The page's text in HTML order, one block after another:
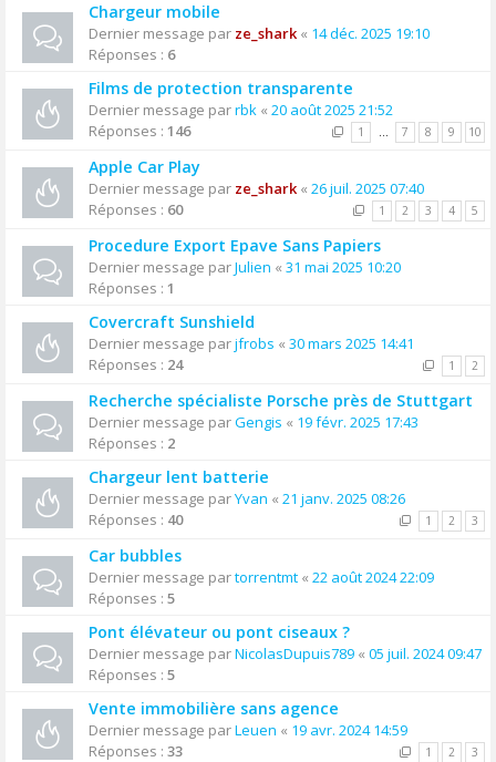
Chargeur mobile
Dernier message par ze_shark« 14 déc. 2025 19:10
Réponses : 6
Films de protection transparente
Dernier message parrbk « 20 août 2025 21:52
Réponses : 146 1 … 7 8 9 10
Apple Car Play
Dernier message par ze_shark« 26 juil. 2025 07:40
Réponses : 60 1 2 3 4 5
Procedure Export Epave Sans Papiers
Dernier message parJulien « 31 mai 2025 10:20
Réponses : 1
Covercraft Sunshield
Dernier message parjfrobs « 30 mars 2025 14:41
Réponses : 24 1 2
Recherche spécialiste Porsche près de Stuttgart
Dernier message parGengis « 19 févr. 2025 17:43
Réponses : 2
Chargeur lent batterie
Dernier message parYvan « 21 janv. 2025 08:26
Réponses : 40 1 2 3
Car bubbles
Dernier message partorrentmt « 22 août 2024 22:09
Réponses : 5
Pont élévateur ou pont ciseaux ?
Dernier message parNicolasDupuis789 « 05 juil. 2024 09:47
Réponses : 5
Vente immobilière sans agence
Dernier message parLeuen « 19 avr. 2024 14:59
Réponses : 33 1 2 3